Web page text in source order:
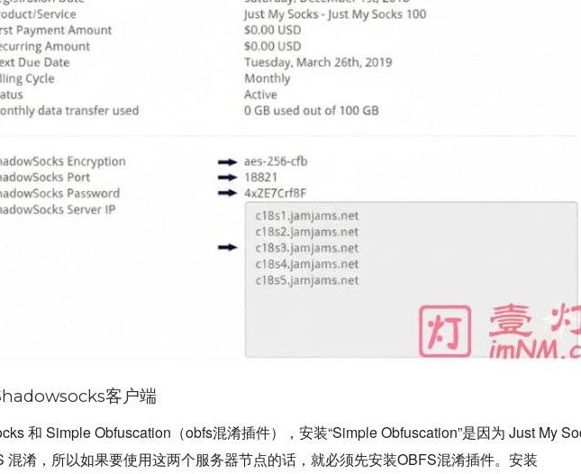
客户端
和 Simple Obfuscation（obfs混淆插件），安装“Simple Obfuscation”是因为 Just My
淆，所以如果要使用这两个服务器节点的话，就必须先安装OBFS混淆插件。安装